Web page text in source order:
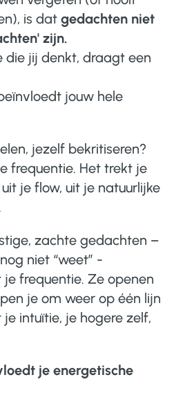
is dat gedachten niet
zijn.
die jij denkt, draagt een
jouw hele
jezelf bekritiseren?
frequentie. Het trekt je
je flow, uit je natuurlijke
zachte gedachten –
niet “weet” -
frequentie. Ze openen
je om weer op één lijn
intuïtie, je hogere zelf,
je energetische